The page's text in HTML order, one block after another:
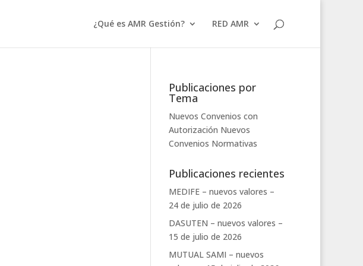
¿Qué es AMR Gestión? RED AMR
Publicaciones por
Tema
Nuevos Convenios con
Autorización Nuevos
Convenios Normativas
Publicaciones recientes
MEDIFE – nuevos valores –
24 de julio de 2026
DASUTEN – nuevos valores –
15 de julio de 2026
MUTUAL SAMI – nuevos